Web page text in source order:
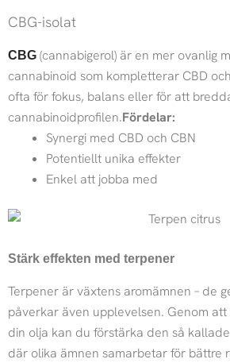
CBG-isolat
CBG (cannabigerol) är en mer ovanlig
cannabinoid som kompletterar CBD
ofta för fokus, balans eller för att
cannabinoidprofilen.Fördelar:
Synergi med CBD och CBN
Potentiellt unika effekter
Enkel att jobba med
Stärk effekten med terpener
Terpener är växtens aromämnen – de
påverkar även upplevelsen. Genom
din olja kan du förstärka den så
där olika ämnen samarbetar för bättre